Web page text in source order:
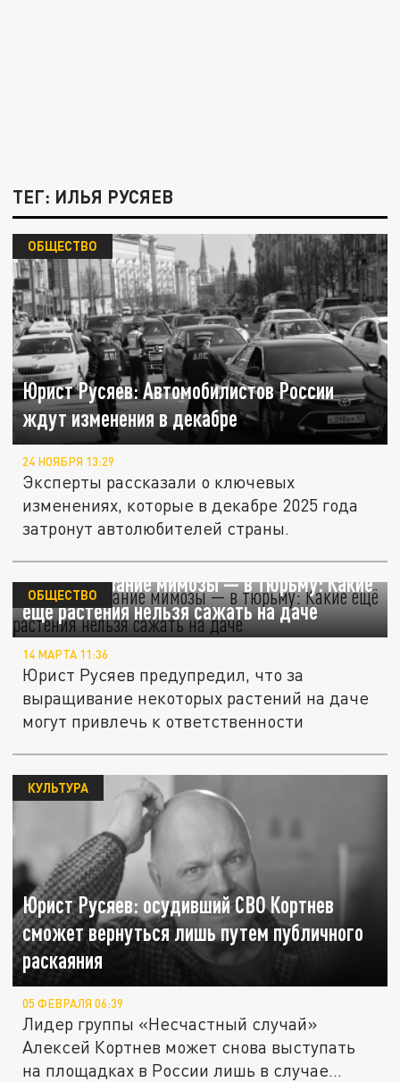
ТЕГ: ИЛЬЯ РУСЯЕВ
Юрист Русяев: Автомобилистов России
ждут изменения в декабре
ОБЩЕСТВО
24 НОЯБРЯ 13:29
Эксперты рассказали о ключевых
изменениях, которые в декабре 2025 года
затронут автолюбителей страны.
За выращивание мимозы — в тюрьму: Какие
ещё растения нельзя сажать на даче
ОБЩЕСТВО
14 МАРТА 11:36
Юрист Русяев предупредил, что за
выращивание некоторых растений на даче
могут привлечь к ответственности
Юрист Русяев: осудивший СВО Кортнев
сможет вернуться лишь путем публичного
раскаяния
КУЛЬТУРА
05 ФЕВРАЛЯ 06:39
Лидер группы «Несчастный случай»
Алексей Кортнев может снова выступать
на площадках в России лишь в случае...